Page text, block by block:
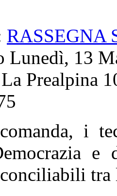
RASSEGNA
Lunedì, 13
Prealpina
i
tra